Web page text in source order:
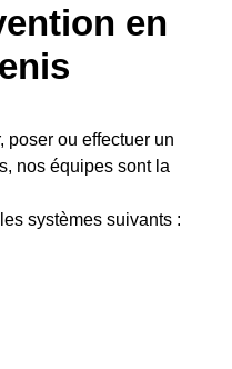
en
poser ou effectuer un
nos équipes sont la
systèmes suivants :